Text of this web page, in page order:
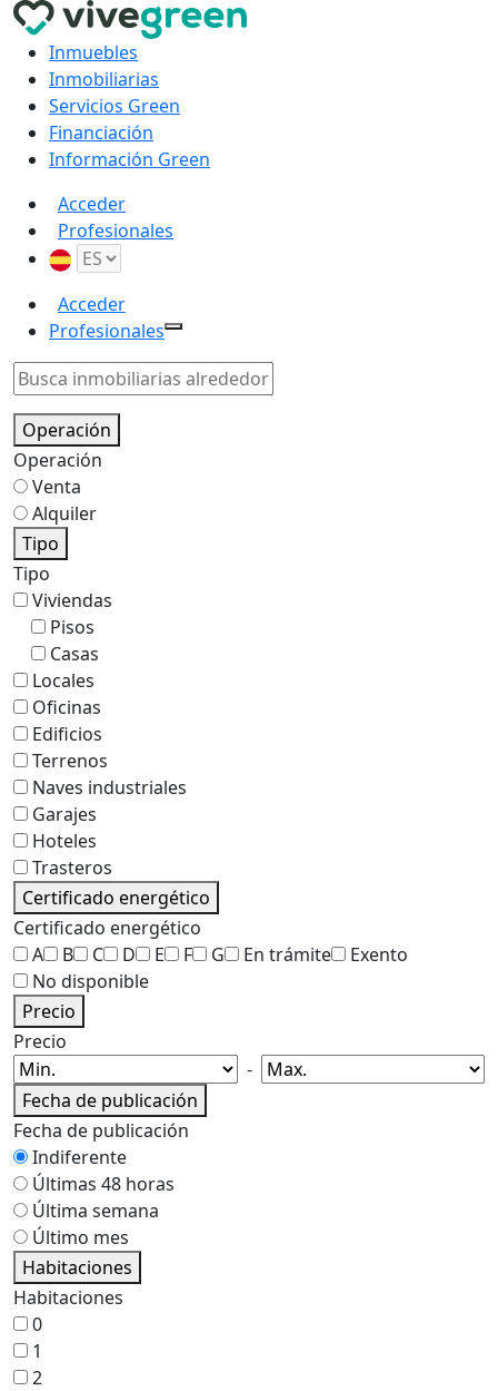
Inmuebles
Inmobiliarias
Servicios Green
Financiación
Información Green
Acceder
Profesionales
Acceder
Profesionales
Operación
Operación
Venta
Alquiler
Tipo
Tipo
Viviendas
Pisos
Casas
Locales
Oficinas
Edificios
Terrenos
Naves industriales
Garajes
Hoteles
Trasteros
Certificado energético
Certificado energético
A
B C D E F G En trámite
Exento
No disponible
Precio
Precio
-
Fecha de publicación
Fecha de publicación
Indiferente
Últimas 48 horas
Última semana
Último mes
Habitaciones
Habitaciones
0
1
2